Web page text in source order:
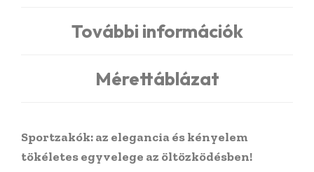
További információk
Mérettáblázat
Sportzakók: az elegancia és kényelem
tökéletes egyvelege az öltözködésben!